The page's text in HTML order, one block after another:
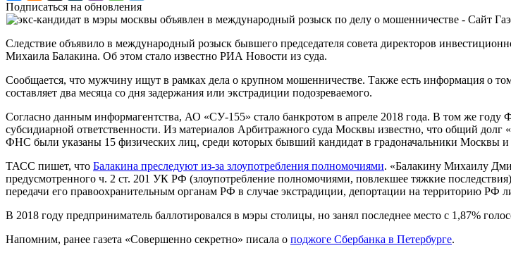
Подписаться на обновления
Следствие объявило в международный розыск бывшего председателя совета директоров
Михаила Балакина. Об этом стало известно РИА Новости из суда.
Сообщается, что мужчину ищут в рамках дела о крупном мошенничестве. Также есть информация о
составляет два месяца со дня задержания или экстрадиции подозреваемого.
Согласно данным информагентства, АО «СУ-155» стало банкротом в апреле 2018 года. В том же
субсидиарной ответственности. Из материалов Арбитражного суда Москвы известно, что общий
ФНС были указаны 15 физических лиц, среди которых бывший кандидат в градоначальники Москвы
ТАСС пишет, что Балакина преследуют из-за злоупотребления полномочиями. «Балакину Михаилу
предусмотренного ч. 2 ст. 201 УК РФ (злоупотребление полномочиями, повлекшее тяжкие
передачи его правоохранительным органам РФ в случае экстрадиции, депортации на территорию РФ
В 2018 году предприниматель баллотировался в мэры столицы, но занял последнее место с 1,87%
Напомним, ранее газета «Совершенно секретно» писала о поджоге Сбербанка в Петербурге.